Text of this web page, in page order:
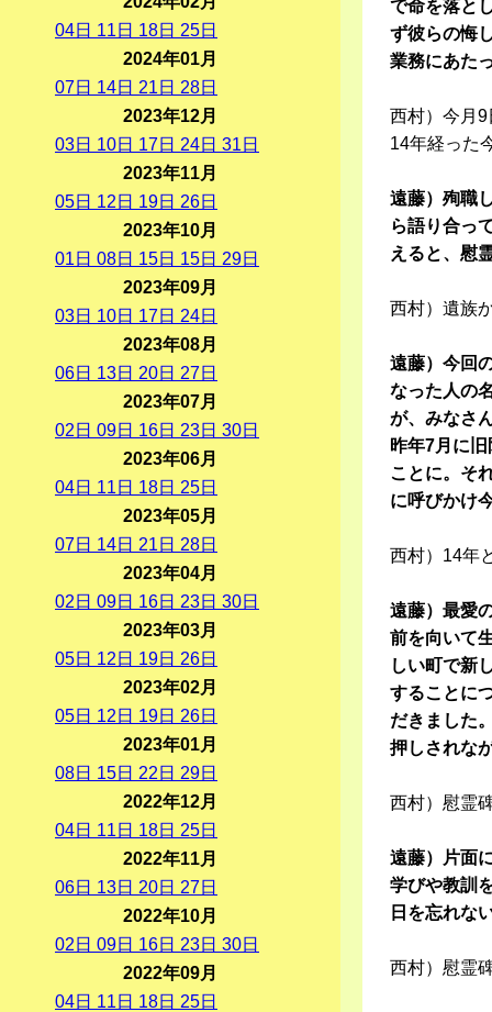
で命を落と
ず彼らの悔
業務にあた
西村）今月
14年経った
遠藤）殉職
ら語り合っ
えると、慰
西村）遺族
遠藤）今回
なった人の
が、みなさ
昨年7月に
ことに。そ
に呼びかけ
西村）14年
遠藤）最愛
前を向いて
しい町で新
することに
だきました
押しされな
西村）慰霊
遠藤）片面
学びや教訓
日を忘れな
西村）慰霊
04日 11 日 18日 25日
2024年01月
07日 14日 21 日 28日
2023年12月
03日 10日 17日 24日 31 日
2023年11月
05日 12 日 19日 26日
2023年10月
01 日 08日 15日 15日 29日
2023年09月
03日 10日 17日 24日
2023年08月
06日 13日 20日 27日
2023年07月
02 日 09日 16日 23日 30日
2023年06月
04日 11 日 18日 25日
2023年05月
07日 14日 21 日 28日
2023年04月
02 日 09日 16日 23日 30日
2023年03月
05日 12 日 19日 26日
2023年02月
05日 12 日 19日 26日
2023年01月
08日 15日 22 日 29日
2022年12月
04日 11 日 18日 25日
2022年11月
06日 13日 20日 27日
2022年10月
02 日 09日 16日 23日 30日
2022年09月
04日 11 日 18日 25日